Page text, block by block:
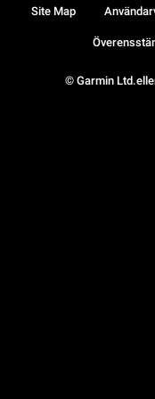
© Garmin
Site Map